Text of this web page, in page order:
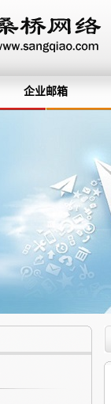
企业邮箱